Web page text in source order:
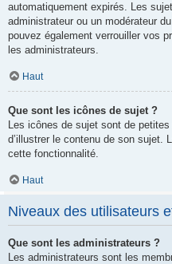
automatiquement expirés. Les
administrateur ou un modérateur
pouvez également verrouiller vos
les administrateurs.
Haut
Que sont les icônes de sujet ?
Les icônes de sujet sont de
d’illustrer le contenu de son sujet.
cette fonctionnalité.
Haut
Niveaux des utilisateurs
Que sont les administrateurs ?
Les administrateurs sont les